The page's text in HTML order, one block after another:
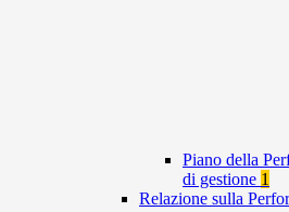
Piano della
di gestione 1
Relazione sulla